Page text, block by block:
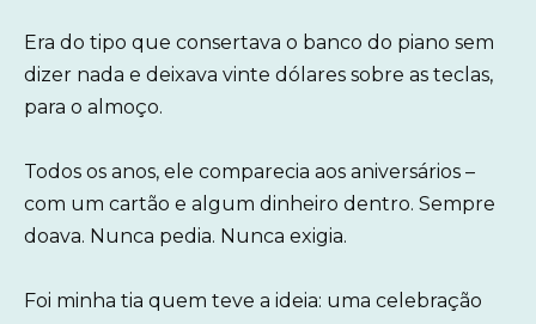
Era do tipo que consertava o banco do piano sem
dizer nada e deixava vinte dólares sobre as teclas,
para o almoço.
Todos os anos, ele comparecia aos aniversários –
com um cartão e algum dinheiro dentro. Sempre
doava. Nunca pedia. Nunca exigia.
Foi minha tia quem teve a ideia: uma celebração